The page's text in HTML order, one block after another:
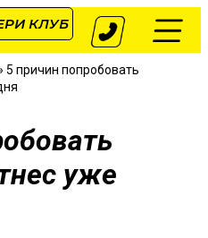
КЛУБ
5 причин попробовать
уже